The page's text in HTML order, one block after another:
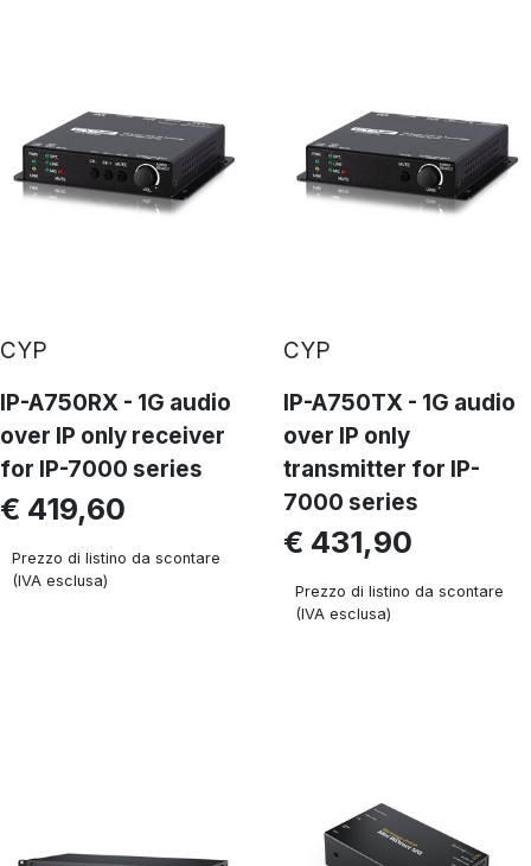
CYP
IP-A750RX - 1G audio
over IP only receiver
for IP-7000 series
€ 419,60
Prezzo di listino da scontare
(IVA esclusa)
CYP
IP-A750TX - 1G audio
over IP only
transmitter for IP-
7000 series
€ 431,90
Prezzo di listino da scontare
(IVA esclusa)